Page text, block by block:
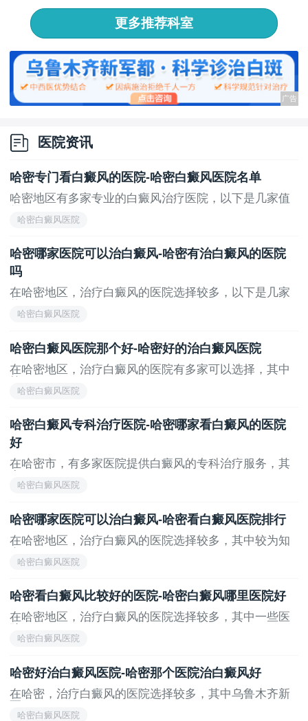
风
更多推荐科室
医院资讯
哈密专门看白癜风的医院-哈密白癜风医院名单
哈密地区有多家专业的白癜风治疗医院，以下是几家值
哈密白癜风医院
哈密哪家医院可以治白癜风-哈密有治白癜风的医院
吗
在哈密地区，治疗白癜风的医院选择较多，以下是几家
哈密白癜风医院
哈密白癜风医院那个好-哈密好的治白癜风医院
在哈密地区，治疗白癜风的医院有多家可以选择，其中
哈密白癜风医院
哈密白癜风专科治疗医院-哈密哪家看白癜风的医院
好
在哈密市，有多家医院提供白癜风的专科治疗服务，其
哈密白癜风医院
哈密哪家医院可以治白癜风-哈密看白癜风医院排行
在哈密地区，治疗白癜风的医院选择较多，其中较为知
哈密白癜风医院
哈密看白癜风比较好的医院-哈密白癜风哪里医院好
在哈密地区，治疗白癜风的医院选择较多，其中一些医
哈密白癜风医院
哈密好治白癜风医院-哈密那个医院治白癜风好
在哈密，治疗白癜风的医院选择较多，其中乌鲁木齐新
哈密白癜风医院